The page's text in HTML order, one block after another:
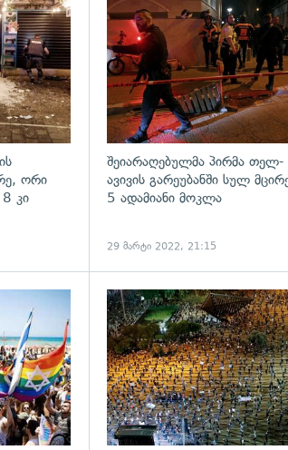
გადახედვა
ორი
8 კი
შეიარაღებულმა პირმა თელ-
ავივის გარეუბანში სულ
5 ადამიანი მოკლა
29 მარტი 2022, 21:15
გადახედვა